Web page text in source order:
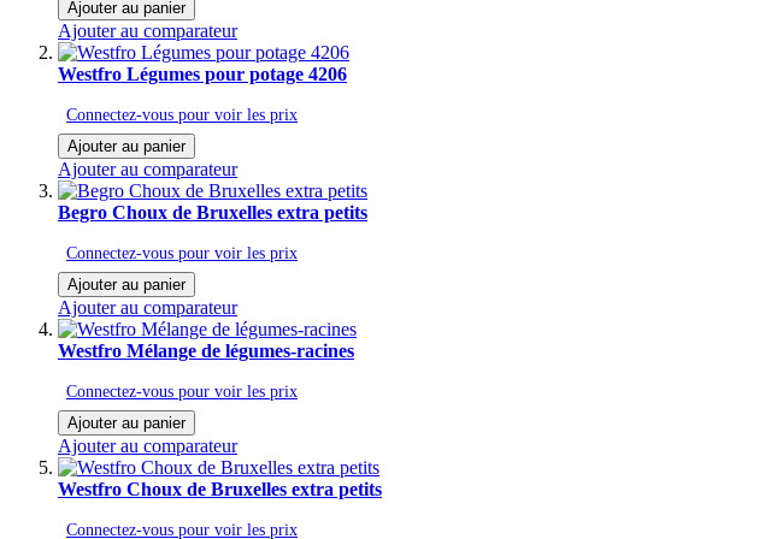
Ajouter au panier
Ajouter au comparateur
Westfro Légumes pour potage 4206
Connectez-vous pour voir les prix
Ajouter au panier
Ajouter au comparateur
Begro Choux de Bruxelles extra petits
Connectez-vous pour voir les prix
Ajouter au panier
Ajouter au comparateur
Westfro Mélange de légumes-racines
Connectez-vous pour voir les prix
Ajouter au panier
Ajouter au comparateur
Westfro Choux de Bruxelles extra petits
Connectez-vous pour voir les prix